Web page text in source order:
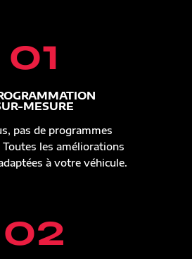
01
MESURE
pas de programmes
les améliorations
à votre véhicule.
02